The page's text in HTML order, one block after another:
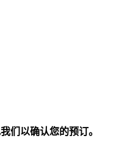
们以确认您的预订。